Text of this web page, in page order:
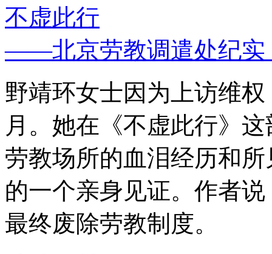
不虚此行
——北京劳教调遣处纪实
野靖环女士因为上访维
月。她在《不虚此行》
劳教场所的血泪经历和
的一个亲身见证。作者
最终废除劳教制度。